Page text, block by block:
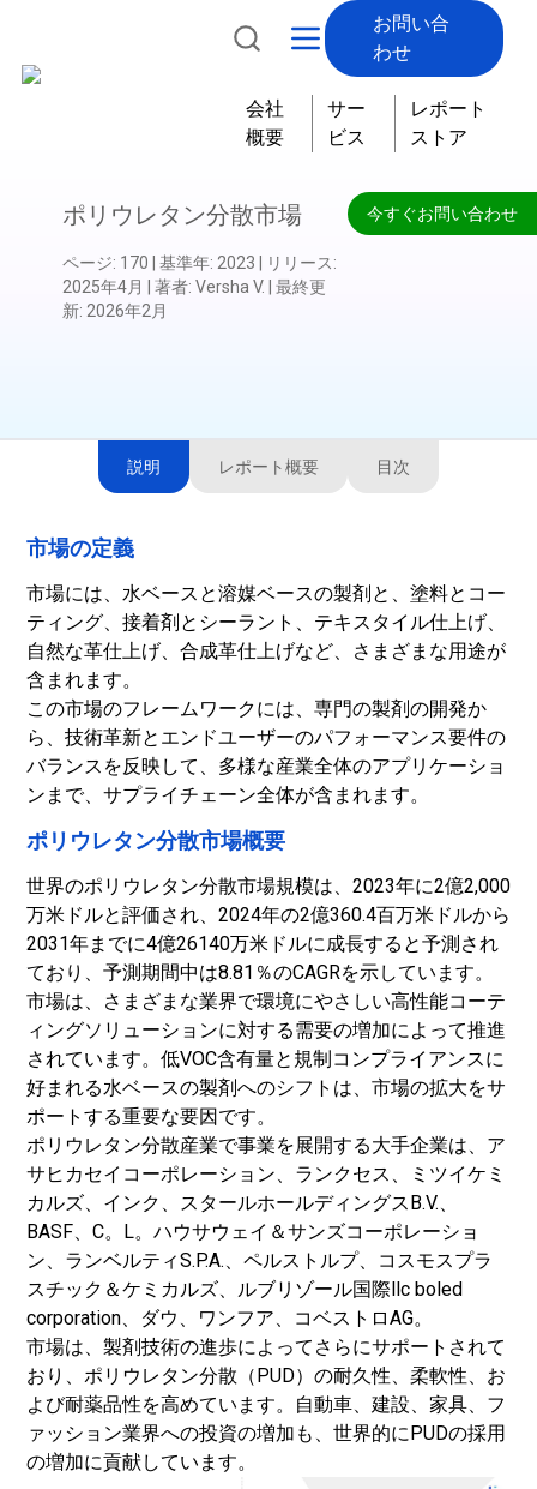
お問い合
わせ
会社
概要
サー
ビス
レポート
ストア
今すぐお問い合わせ
ポリウレタン分散市場
ページ: 170 基準年: 2023 リリース:
2025年4月
著者: Versha V.
最終更
新: 2026年2月
説明 レポート概要 目次
市場の定義
市場には、水ベースと溶媒ベースの製剤と、塗料とコー
ティング、接着剤とシーラント、テキスタイル仕上げ、
自然な革仕上げ、合成革仕上げなど、さまざまな用途が
含まれます。
この市場のフレームワークには、専門の製剤の開発か
ら、技術革新とエンドユーザーのパフォーマンス要件の
バランスを反映して、多様な産業全体のアプリケーショ
ンまで、サプライチェーン全体が含まれます。
ポリウレタン分散市場概要
世界のポリウレタン分散市場規模は、2023年に2億2,000
万米ドルと評価され、2024年の2億360.4百万米ドルから
2031年までに4億26140万米ドルに成長すると予測され
ており、予測期間中は8.81％のCAGRを示しています。
市場は、さまざまな業界で環境にやさしい高性能コーテ
ィングソリューションに対する需要の増加によって推進
されています。低VOC含有量と規制コンプライアンスに
好まれる水ベースの製剤へのシフトは、市場の拡大をサ
ポートする重要な要因です。
ポリウレタン分散産業で事業を展開する大手企業は、ア
サヒカセイコーポレーション、ランクセス、ミツイケミ
カルズ、インク、スタールホールディングスB.V.、
BASF、C。L。ハウサウェイ＆サンズコーポレーショ
ン、ランベルティS.P.A.、ペルストルプ、コスモスプラ
スチック＆ケミカルズ、ルブリゾール国際llc boled
corporation、ダウ、ワンフア、コベストロAG。
市場は、製剤技術の進歩によってさらにサポートされて
おり、ポリウレタン分散（PUD）の耐久性、柔軟性、お
よび耐薬品性を高めています。自動車、建設、家具、フ
ァッション業界への投資の増加も、世界的にPUDの採用
の増加に貢献しています。